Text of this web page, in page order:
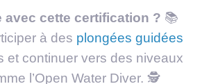
avec cette certification ? 📚
à des plongées guidées
et continuer vers des niveaux
l’Open Water Diver. 🕵